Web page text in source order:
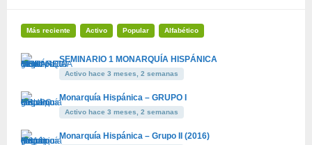
Más reciente Activo Popular Alfabético
SEMINARIO 1 MONARQUÍA HISPÁNICA
Activo hace 3 meses, 2 semanas
Monarquía Hispánica – GRUPO I
Activo hace 3 meses, 2 semanas
Monarquía Hispánica – Grupo II (2016)